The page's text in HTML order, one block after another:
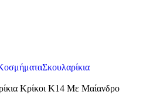
Σκουλαρίκια
Κρίκοι Κ14 Με Μαίανδρο